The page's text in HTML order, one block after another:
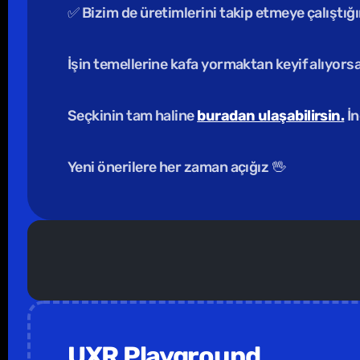
✅ Bizim de üretimlerini takip etmeye
İşin temellerine kafa yormaktan keyif
Seçkinin tam haline buradan ulaşabilirsin.
Yeni önerilere her zaman açığız 🖖